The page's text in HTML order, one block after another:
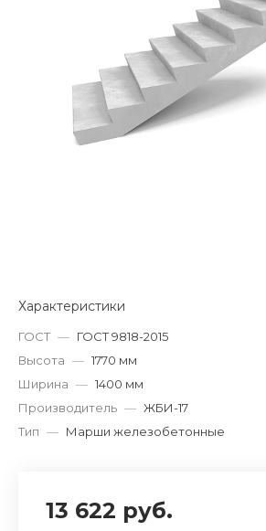
Характеристики
ГОСТ — ГОСТ 9818-2015
Высота — 1770 мм
Ширина — 1400 мм
Производитель — ЖБИ-17
Тип — Марши железобетонные
13 622 руб.